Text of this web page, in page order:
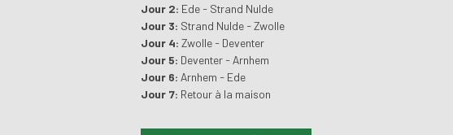
Jour 2: Ede - Strand Nulde
Jour 3: Strand Nulde - Zwolle
Jour 4:Zwolle - Deventer
Jour 5: Deventer - Arnhem
Jour 6:Arnhem - Ede
Jour 7: Retour à la maison